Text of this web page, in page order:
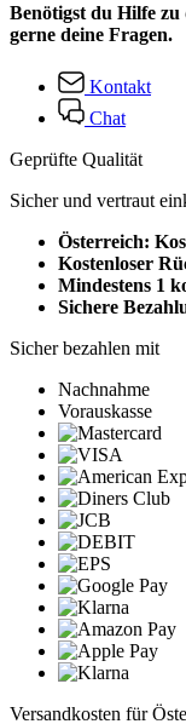
Benötigst du Hilfe
gerne deine Fragen.
Kontakt
Chat
Geprüfte Qualität
Sicher und vertraut
Österreich:
Kostenloser
Mindestens 1
Sichere
Sicher bezahlen mit
Nachnahme
Vorauskasse
Versandkosten für